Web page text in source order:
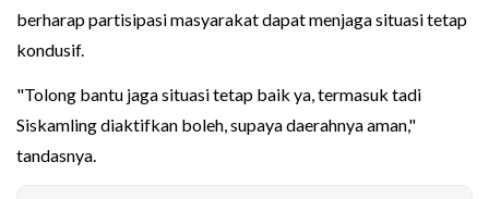
berharap partisipasi masyarakat dapat menjaga situasi tetap
kondusif.
"Tolong bantu jaga situasi tetap baik ya, termasuk tadi
Siskamling diaktifkan boleh, supaya daerahnya aman,"
tandasnya.